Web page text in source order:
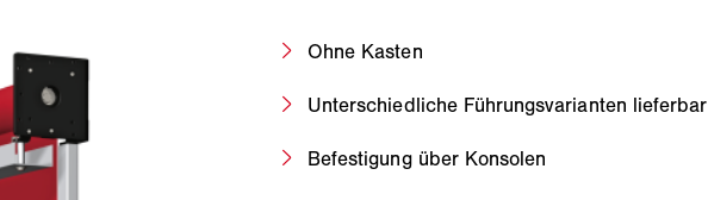
Ohne Kasten
Unterschiedliche Führungsvarianten lieferbar
Befestigung über Konsolen